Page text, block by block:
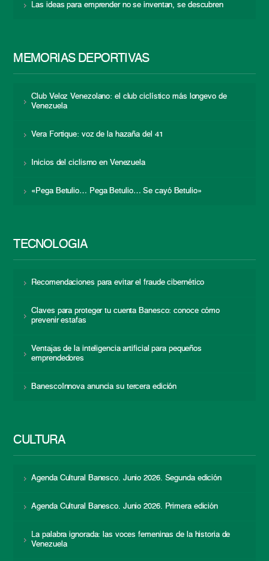
Las ideas para emprender no se inventan, se descubren
MEMORIAS DEPORTIVAS
Club Veloz Venezolano: el club ciclístico más longevo de
Venezuela
Vera Fortique: voz de la hazaña del 41
Inicios del ciclismo en Venezuela
«Pega Betulio… Pega Betulio… Se cayó Betulio»
TECNOLOGÍA
Recomendaciones para evitar el fraude cibernético
Claves para proteger tu cuenta Banesco: conoce cómo
prevenir estafas
Ventajas de la inteligencia artificial para pequeños
emprendedores
BanescoInnova anuncia su tercera edición
CULTURA
Agenda Cultural Banesco. Junio 2026. Segunda edición
Agenda Cultural Banesco. Junio 2026. Primera edición
La palabra ignorada: las voces femeninas de la historia de
Venezuela